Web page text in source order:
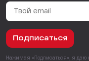
Подписаться
Нажимая «Подписаться», я даю